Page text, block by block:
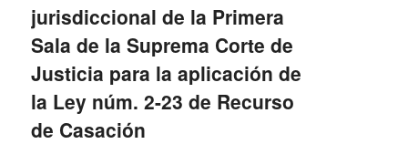
jurisdiccional de la Primera
Sala de la Suprema Corte de
Justicia para la aplicación de
la Ley núm. 2-23 de Recurso
de Casación